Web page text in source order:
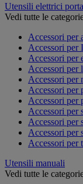
Utensili elettrici
Vedi tutte le
Accessori per
Accessori per
Accessori per
Accessori per
Accessori per
Accessori per
Accessori per
Accessori per
Accessori per
Accessori per
Accessori per
Utensili manuali
Vedi tutte le